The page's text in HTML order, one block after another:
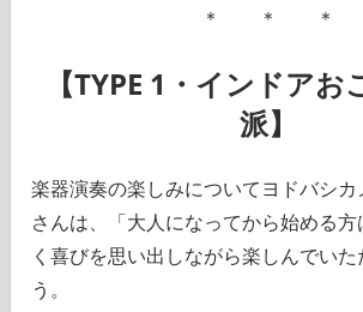
＊ ＊ ＊
【TYPE 1・インドアお
派】
楽器演奏の楽しみについてヨドバシ
さんは、「大人になってから始める
く喜びを思い出しながら楽しんでい
う。